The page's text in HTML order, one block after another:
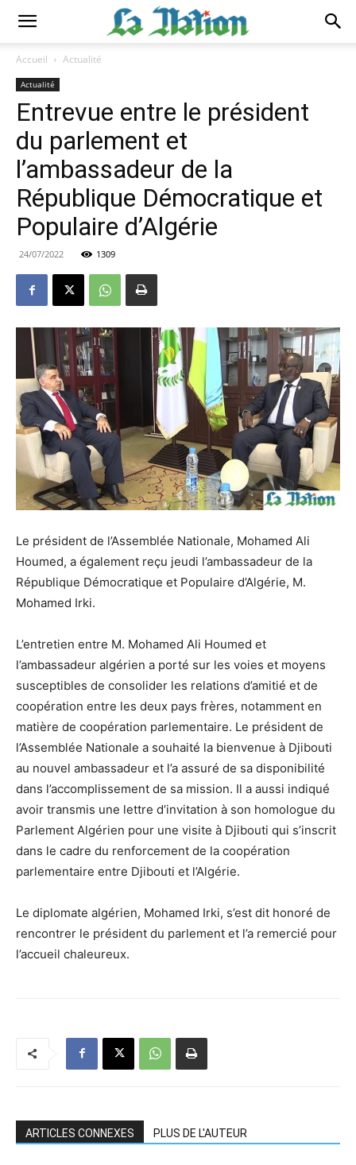
Accueil Actualité
Actualité
Entrevue entre le président
du parlement et
l’ambassadeur de la
République Démocratique et
Populaire d’Algérie
24/07/2022 1309
Le président de l’Assemblée Nationale, Mohamed Ali
Houmed, a également reçu jeudi l’ambassadeur de la
République Démocratique et Populaire d’Algérie, M.
Mohamed Irki.
L’entretien entre M. Mohamed Ali Houmed et
l’ambassadeur algérien a porté sur les voies et moyens
susceptibles de consolider les relations d’amitié et de
coopération entre les deux pays frères, notamment en
matière de coopération parlementaire. Le président de
l’Assemblée Nationale a souhaité la bienvenue à Djibouti
au nouvel ambassadeur et l’a assuré de sa disponibilité
dans l’accomplissement de sa mission. Il a aussi indiqué
avoir transmis une lettre d’invitation à son homologue du
Parlement Algérien pour une visite à Djibouti qui s’inscrit
dans le cadre du renforcement de la coopération
parlementaire entre Djibouti et l’Algérie.
Le diplomate algérien, Mohamed Irki, s’est dit honoré de
rencontrer le président du parlement et l’a remercié pour
l’accueil chaleureux.
ARTICLES CONNEXES PLUS DE L'AUTEUR